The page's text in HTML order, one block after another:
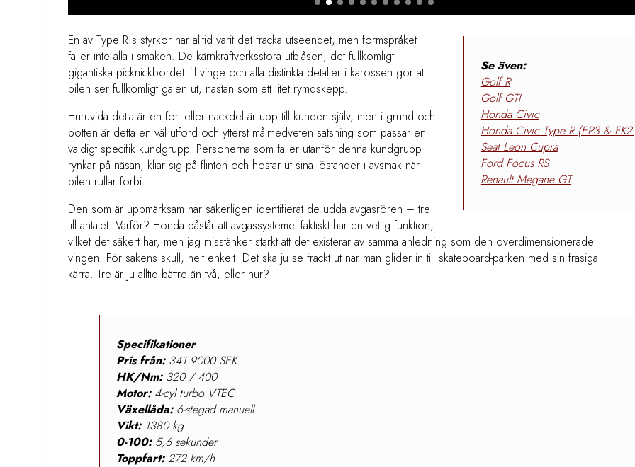
Se även:
Golf R
Golf GTI
Honda Civic
Honda Civic Type R (EP3 &
Seat Leon Cupra
Ford Focus RS
Renault Megane GT
En av Type R:s styrkor har alltid varit det fräcka utseendet, men formspråket
faller inte alla i smaken. De kärnkraftverksstora utblåsen, det fullkomligt
gigantiska picknickbordet till vinge och alla distinkta detaljer i karossen gör att
bilen ser fullkomligt galen ut, nästan som ett litet rymdskepp.
Huruvida detta är en för- eller nackdel är upp till kunden själv, men i grund och
botten är detta en väl utförd och ytterst målmedveten satsning som passar en
väldigt specifik kundgrupp. Personerna som faller utanför denna kundgrupp
rynkar på näsan, kliar sig på flinten och hostar ut sina löständer i avsmak när
bilen rullar förbi.
Den som är uppmärksam har säkerligen identifierat de udda avgasrören – tre
till antalet. Varför? Honda påstår att avgassystemet faktiskt har en vettig funktion,
vilket det säkert har, men jag misstänker starkt att det existerar av samma anledning som den överdimensionerade
vingen. För sakens skull, helt enkelt. Det ska ju se fräckt ut när man glider in till skateboard-parken med sin fräsiga
kärra. Tre är ju alltid bättre än två, eller hur?
Specifikationer
Pris från:341 9000 SEK
HK/Nm:320 / 400
Motor:4-cyl turbo VTEC
Växellåda:6-stegad manuell
Vikt:1380 kg
0-100:5,6 sekunder
Toppfart:272 km/h